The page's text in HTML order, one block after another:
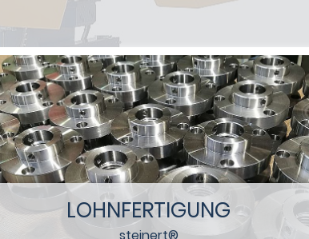
LOHNFERTIGUNG
steinert®